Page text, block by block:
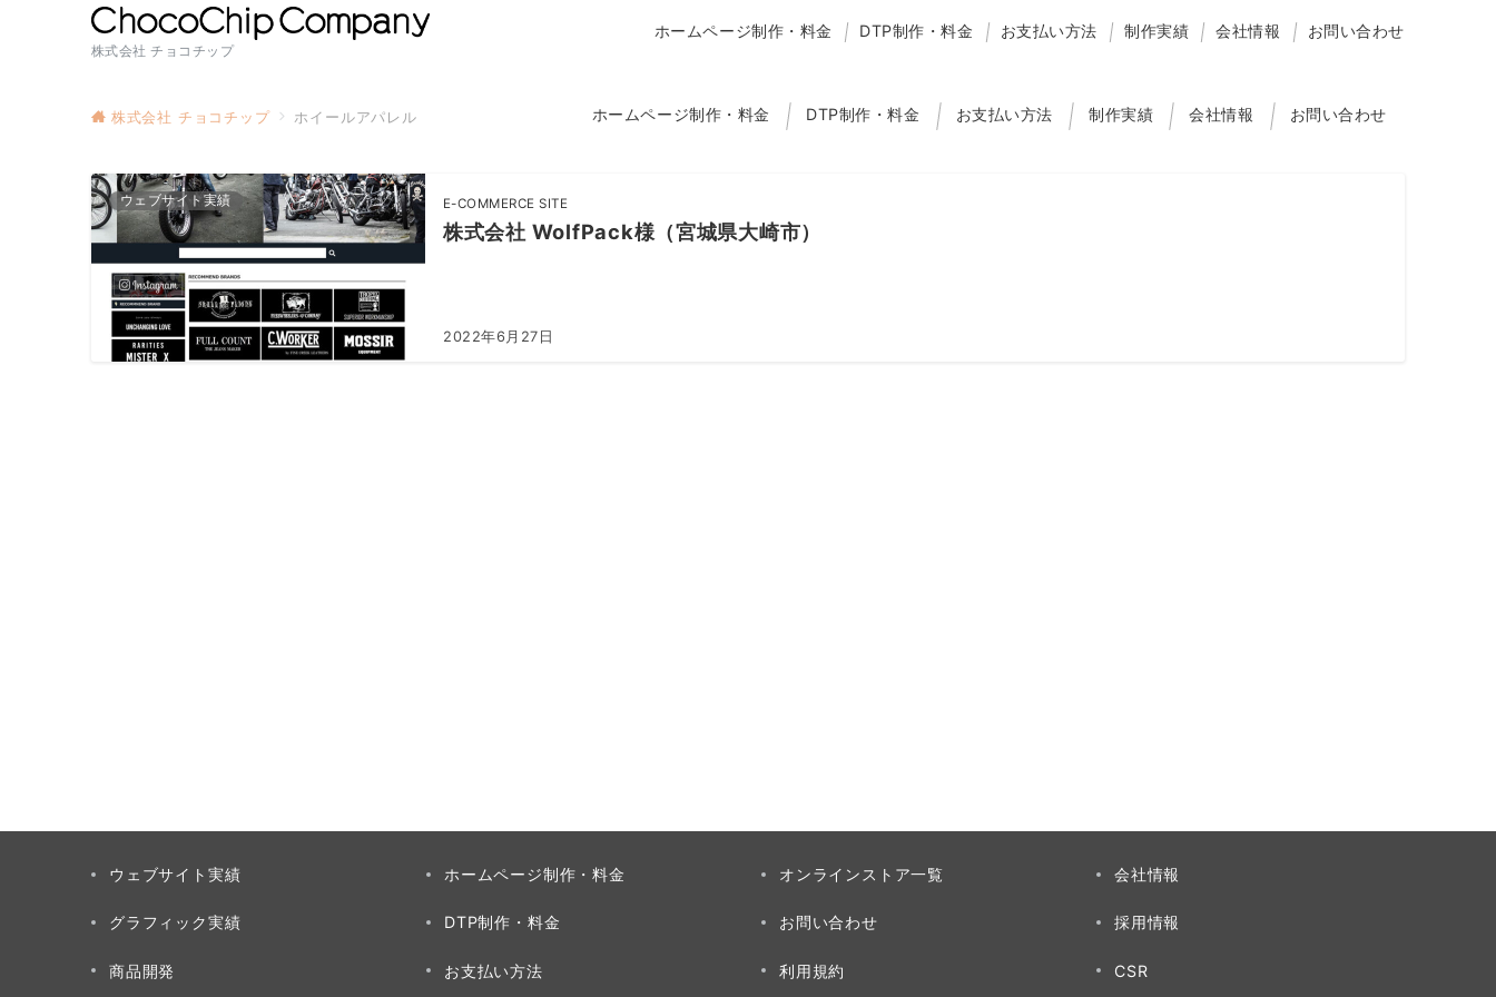
株式会社 チョコチップ
ホームページ制作・料金 DTP制作・料金 お支払い方法 制作実績 会社情報 お問い合わせ
ホームページ制作・料金 DTP制作・料金 お支払い方法 制作実績 会社情報 お問い合わせ
株式会社 チョコチップ ホイールアパレル
ウェブサイト実績 E-COMMERCE SITE
株式会社 WolfPack様（宮城県大崎市）
2022年6月27日
ウェブサイト実績
グラフィック実績
商品開発
ホームページ制作・料金
DTP制作・料金
お支払い方法
オンラインストア一覧
お問い合わせ
利用規約
会社情報
採用情報
CSR